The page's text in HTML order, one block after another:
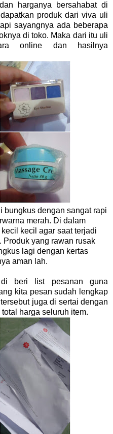
harganya bersahabat di
produk dari viva uli
sayangnya ada beberapa
di toko. Maka dari itu uli
online dan hasilnya
bungkus dengan sangat rapi
merah. Di dalam
kecil agar saat terjadi
Produk yang rawan rusak
lagi dengan kertas
aman lah.
beri list pesanan guna
kita pesan sudah lengkap
juga di sertai dengan
harga seluruh item.